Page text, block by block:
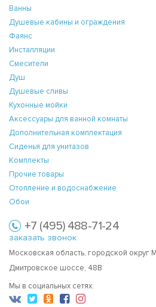
Ванны
Душевые кабины и ограждения
Фаянс
Инсталляции
Смесители
Душ
Душевые сливы
Кухонные мойки
Аксессуары для ванной комнаты
Дополнительная комплектация
Сиденья для унитазов
Комплекты
Прочие товары
Отопление и водоснабжение
Обои
+7 (495) 488-71-24
заказать звонок
Московская область, городской округ
Дмитровское шоссе, 48В
Мы в социальных сетях: